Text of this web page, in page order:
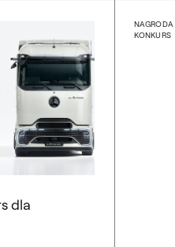
dla
dla
KONKURS